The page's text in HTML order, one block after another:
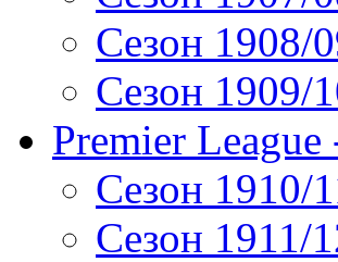
Сезон 1908/
Сезон 1909/
Premier
Сезон 1910/
Сезон 1911/